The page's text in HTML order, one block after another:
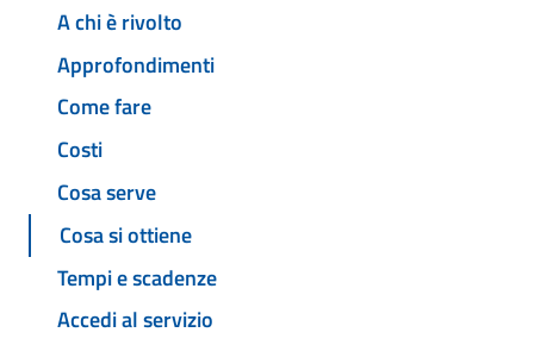
A chi è rivolto
Approfondimenti
Come fare
Costi
Cosa serve
Cosa si ottiene
Tempi e scadenze
Accedi al servizio